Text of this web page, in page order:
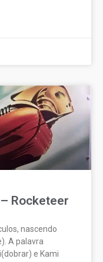
Rocketeer
nascendo
A palavra
e Kami